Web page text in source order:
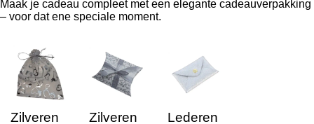
Maak je cadeau compleet met een elegante cadeauverpakking
– voor dat ene speciale moment.
Zilveren
Zilveren
Lederen